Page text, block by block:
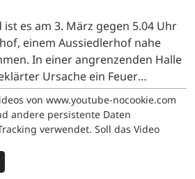
es am 3. März gegen 5.04 Uhr
einem Aussiedlerhof nahe
In einer angrenzenden Halle
Ursache ein Feuer
schließt Brandstiftung nicht
von www.youtube-nocookie.com
andere persistente Daten
verwendet. Soll das Video